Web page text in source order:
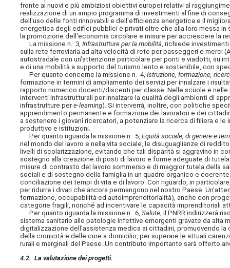
fronte ai nuovi e più ambiziosi obiettivi europei relativi al
realizzazione di un ampio programma di investimenti al fine di
dell'uso delle fonti rinnovabili e dell'efficienza energetica e il
energetica degli edifici pubblici e privati oltre che alla loro messa
la promozione dell'economia circolare e misure per accrescere la
La missione n. 3,Infrastrutture per la mobilità , richiede
sulla rete ferroviaria ad alta velocità di rete per passeggeri e merci
autostradale con un'attenzione particolare per ponti e viadotti, su
e di una mobilità a supporto del turismo lento e sostenibile, con
Per quanto concerne la missione n. 4,Istruzione, formazione,
formazione in termini di ampliamento dei servizi per innalzare i
rapporto numerico docenti/discenti per classe. Nelle scuole e
interventi infrastrutturali per innalzare la qualità degli ambienti di
infrastrutture pere-learning). Si interverrà, inoltre, con politiche
apprendimento permanente e formazione dei lavoratori e dei
a sostenere i giovani ricercatori, a potenziare la ricerca di filiera e
produttivo e istituzioni.
Per quanto riguarda la missione n. 5,Equità sociale, di genere e
nel mondo del lavoro e nella vita sociale, le disuguaglianzedi
livelli di scolarizzazione, evitando che tali disparità si aggravino in
sostegno alla creazione di posti di lavoro e forme adeguate di
misure di contrasto del lavoro sommerso e di maggior tutela della
sociali e di sostegno della famiglia in un quadro organico e
conciliazione dei tempi di vita e di lavoro. Con riguardo, in
per ridurre i divari che ancora permangono nel nostro Paese.
formazione, occupabilità ed autoimprenditorialità), anche con
categorie fragili, nonché ad incentivare le capacità imprenditoriali
Per quanto riguarda la missione n. 6,Salute , il PNRR indirizzerà
sistema sanitario alle patologie infettive emergenti gravate da alta
digitalizzazione dell'assistenza medica ai cittadini, promuovendo
della cronicità e delle cure a domicilio, per superare le attuali
rurali e marginali del Paese. Un contributo importante sarà offerto
4.2. La valutazione dei progetti.